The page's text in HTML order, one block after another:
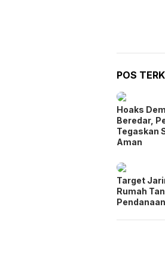
POS
Hoaks
Beredar,
Tegaskan
Aman
Target
Rumah